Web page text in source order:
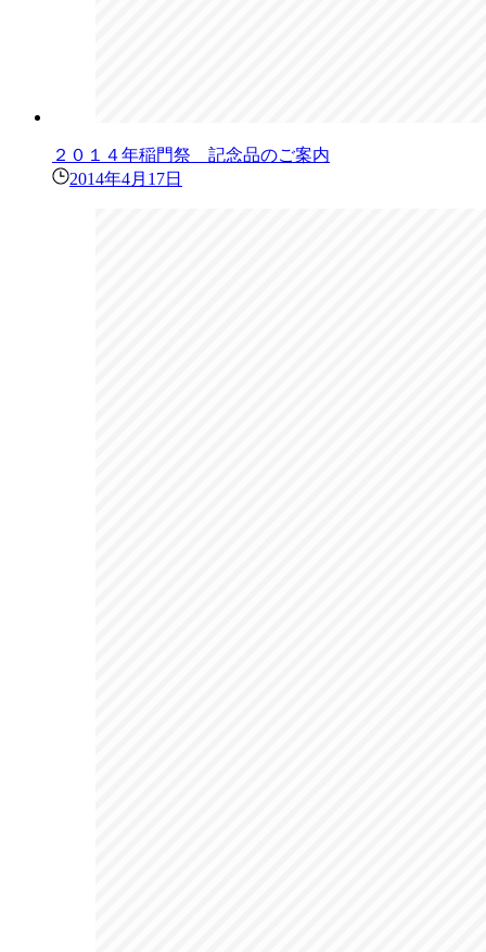
２０１４年稲門祭 記念品のご案内
2014年4月17日